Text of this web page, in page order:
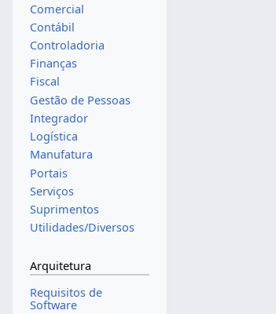
Comercial
Contábil
Controladoria
Finanças
Fiscal
Gestão de Pessoas
Integrador
Logística
Manufatura
Portais
Serviços
Suprimentos
Utilidades/Diversos
Arquitetura
Requisitos de
Software